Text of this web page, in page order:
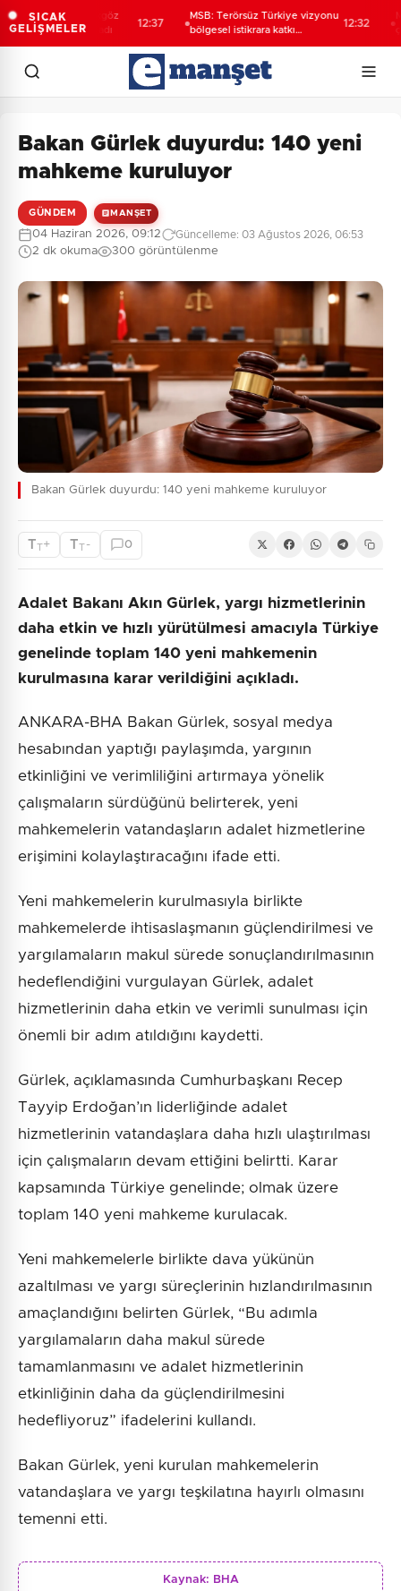
SICAK
GELİŞMELER
Başkan Büyükgöz
ağırladı
MSB: Terörsüz Türkiye vizyonu
bölgesel istikrara katkı
12:32
Bakan Gürlek duyurdu: 140 yeni
mahkeme kuruluyor
GÜNDEM MANŞET
04 Haziran 2026, 09:12 Güncelleme: 03 Ağustos 2026, 06:53
2 dk okuma 300 görüntülenme
Bakan Gürlek duyurdu: 140 yeni mahkeme kuruluyor
TT+ TT - 0
Adalet Bakanı Akın Gürlek, yargı hizmetlerinin
daha etkin ve hızlı yürütülmesi amacıyla Türkiye
genelinde toplam 140 yeni mahkemenin
kurulmasına karar verildiğini açıkladı.
ANKARA-BHA Bakan Gürlek, sosyal medya
hesabından yaptığı paylaşımda, yargının
etkinliğini ve verimliliğini artırmaya yönelik
çalışmaların sürdüğünü belirterek, yeni
mahkemelerin vatandaşların adalet hizmetlerine
erişimini kolaylaştıracağını ifade etti.
Yeni mahkemelerin kurulmasıyla birlikte
mahkemelerde ihtisaslaşmanın güçlendirilmesi ve
yargılamaların makul sürede sonuçlandırılmasının
hedeflendiğini vurgulayan Gürlek, adalet
hizmetlerinin daha etkin ve verimli sunulması için
önemli bir adım atıldığını kaydetti.
Gürlek, açıklamasında Cumhurbaşkanı Recep
Tayyip Erdoğan’ın liderliğinde adalet
hizmetlerinin vatandaşlara daha hızlı ulaştırılması
için çalışmaların devam ettiğini belirtti. Karar
kapsamında Türkiye genelinde; olmak üzere
toplam 140 yeni mahkeme kurulacak.
Yeni mahkemelerle birlikte dava yükünün
azaltılması ve yargı süreçlerinin hızlandırılmasının
amaçlandığını belirten Gürlek, “Bu adımla
yargılamaların daha makul sürede
tamamlanmasını ve adalet hizmetlerinin
etkinliğinin daha da güçlendirilmesini
hedefliyoruz” ifadelerini kullandı.
Bakan Gürlek, yeni kurulan mahkemelerin
vatandaşlara ve yargı teşkilatına hayırlı olmasını
temenni etti.
Kaynak: BHA